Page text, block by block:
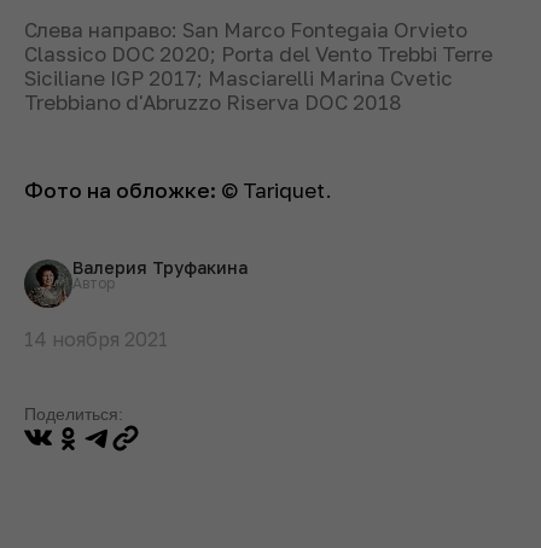
Слева направо: San Marco Fontegaia Orvieto
Classico DOC 2020; Porta del Vento Trebbi Terre
Siciliane IGP 2017; Masciarelli Marina Cvetic
Trebbiano d'Abruzzo Riserva DOC 2018
Фото на обложке: © Tariquet.
Валерия Труфакина
Автор
14 ноября 2021
Поделиться: